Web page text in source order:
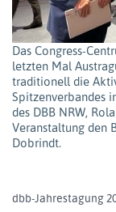
Das Congress-
letzten Mal
traditionell die
Spitzenverbandes
des DBB NRW,
Veranstaltung den
Dobrindt.
dbb-Jahrestagung